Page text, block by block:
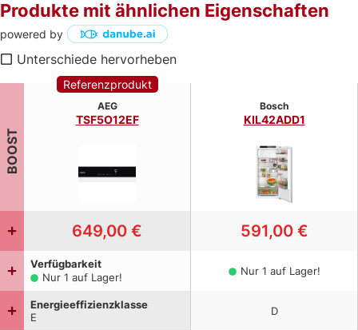
Produkte mit ähnlichen Eigenschaften
powered by
Unterschiede hervorheben
BOOST
Referenzprodukt
AEG
TSF5O12EF
649,00 €
Verfügbarkeit
Nur 1 auf Lager!
Energieeffizienzklasse
E
Bosch
KIL42ADD1
591,00 €
Nur 1 auf Lager!
D